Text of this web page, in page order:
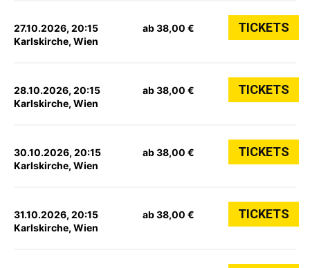
27.10.2026, 20:15
Karlskirche, Wien
ab 38,00 € TICKETS
28.10.2026, 20:15
Karlskirche, Wien
ab 38,00 € TICKETS
30.10.2026, 20:15
Karlskirche, Wien
ab 38,00 € TICKETS
31.10.2026, 20:15
Karlskirche, Wien
ab 38,00 € TICKETS